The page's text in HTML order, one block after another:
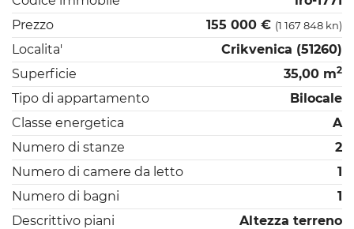
Prezzo
155 000 € (1 167 848 kn)
Localita'
Crikvenica (51260)
Superficie
35,00 m2
Tipo di appartamento
Bilocale
Classe energetica
A
Numero di stanze
2
Numero di camere da letto
1
Numero di bagni
1
Descrittivo piani
Altezza terreno